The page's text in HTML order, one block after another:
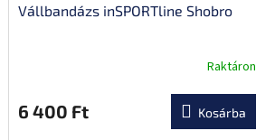
Vállbandázs inSPORTline Shobro
átlagos
értékelése
Raktáron
6 400 Ft Kosárba